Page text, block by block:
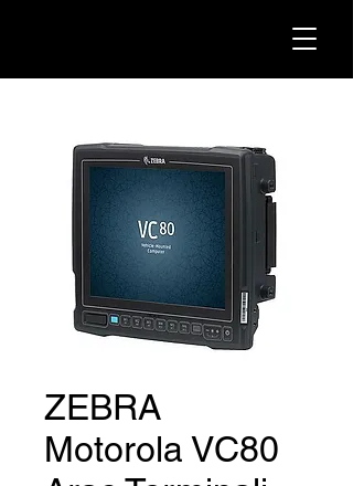
ZEBRA
Motorola VC80